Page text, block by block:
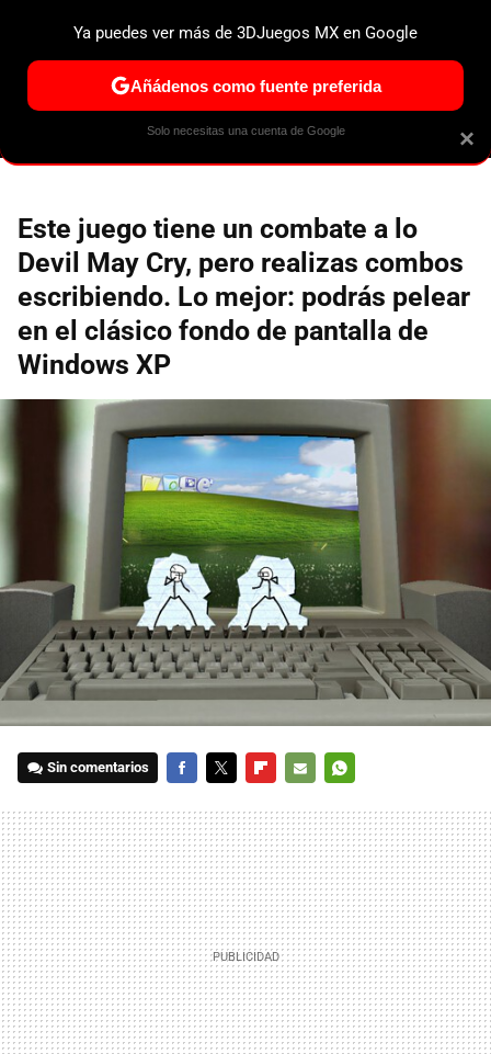
ESPECIALES PS5 NINTENDO SWITCH 2 XBOX
Este juego tiene un combate a lo
Devil May Cry, pero realizas combos
escribiendo. Lo mejor: podrás pelear
en el clásico fondo de pantalla de
Windows XP
Sin comentarios
MAIL
×
Ya puedes ver más de 3DJuegos MX en Google
Añádenos como fuente preferida
Solo necesitas una cuenta de Google